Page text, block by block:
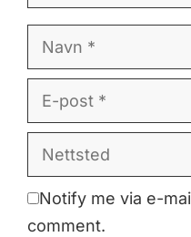
Navn
E-
post
Nettsted
Notify me via e-
comment.